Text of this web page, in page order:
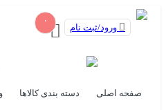
۰
ورود/ثبت نام
صفحه اصلی دسته بندی کالاها